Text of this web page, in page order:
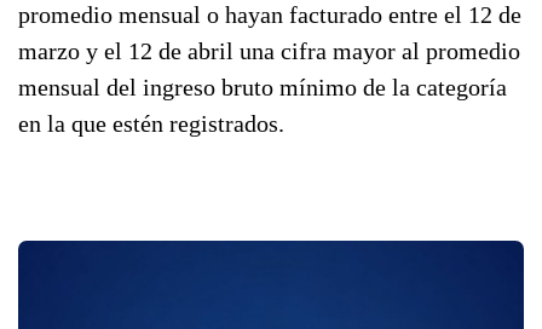
promedio mensual o hayan facturado entre el 12 de
marzo y el 12 de abril una cifra mayor al promedio
mensual del ingreso bruto mínimo de la categoría
en la que estén registrados.